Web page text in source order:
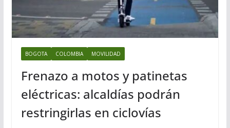
BOGOTA COLOMBIA MOVILIDAD
Frenazo a motos y patinetas
eléctricas: alcaldías podrán
restringirlas en ciclovías